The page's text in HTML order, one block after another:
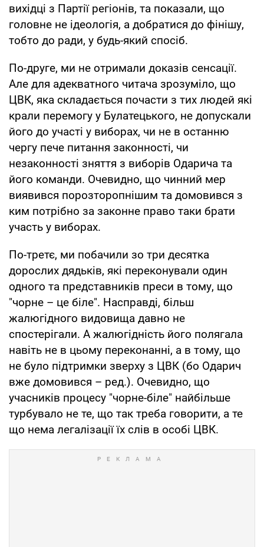
вихідці з Партії регіонів, та показали, що
головне не ідеологія, а добратися до фінішу,
тобто до ради, у будь-який спосіб.
По-друге, ми не отримали доказів сенсації.
Але для адекватного читача зрозуміло, що
ЦВК, яка складається почасти з тих людей які
крали перемогу у Булатецького, не допускали
його до участі у виборах, чи не в останню
чергу пече питання законності, чи
незаконності зняття з виборів Одарича та
його команди. Очевидно, що чинний мер
виявився порозторопнішим та домовився з
ким потрібно за законне право таки брати
участь у виборах.
По-третє, ми побачили зо три десятка
дорослих дядьків, які переконували один
одного та представників преси в тому, що
"чорне – це біле". Насправді, більш
жалюгідного видовища давно не
спостерігали. А жалюгідність його полягала
навіть не в цьому переконанні, а в тому, що
не було підтримки зверху з ЦВК (бо Одарич
вже домовився – ред.). Очевидно, що
учасників процесу "чорне-біле" найбільше
турбувало не те, що так треба говорити, а те
що нема легалізації їх слів в особі ЦВК.